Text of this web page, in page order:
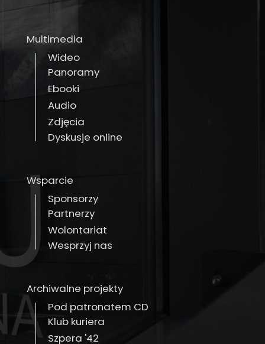
Multimedia
Wideo
Panoramy
Ebooki
Audio
Zdjęcia
Dyskusje online
Wsparcie
Sponsorzy
Partnerzy
Wolontariat
Wesprzyj nas
Archiwalne projekty
Pod patronatem CD
Klub kuriera
Szpera '42